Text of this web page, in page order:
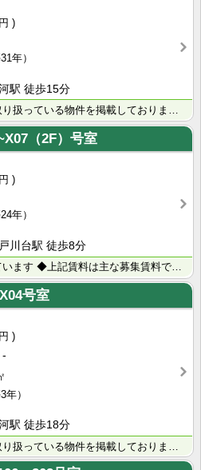
年）
駅 徒歩15分
（2F）号室
年）
川台駅 徒歩8分
号室
-
年）
駅 徒歩18分